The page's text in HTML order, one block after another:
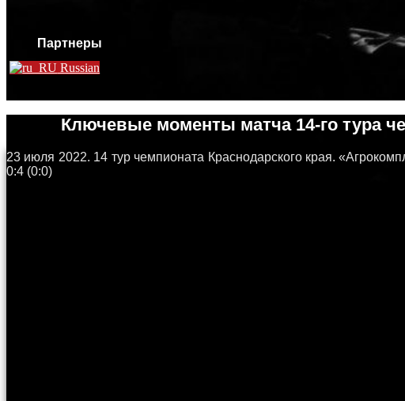
Партнеры
Russian
Ключевые моменты матча 14-го тура
23 июля 2022. 14 тур чемпионата Краснодарского края.
0:4 (0:0)